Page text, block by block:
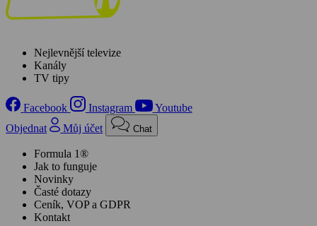
Nejlevnější televize
Kanály
TV tipy
Facebook Instagram
Youtube
Objednat
Můj účet Chat
Formula 1®
Jak to funguje
Novinky
Časté dotazy
Ceník, VOP a GDPR
Kontakt